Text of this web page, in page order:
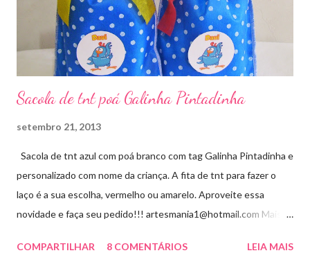
Sacola de tnt poá Galinha Pintadinha
setembro 21, 2013
Sacola de tnt azul com poá branco com tag Galinha Pintadinha e
personalizado com nome da criança. A fita de tnt para fazer o
laço é a sua escolha, vermelho ou amarelo. Aproveite essa
novidade e faça seu pedido!!! artesmania1@hotmail.com Mais
COMPARTILHAR
8 COMENTÁRIOS LEIA MAIS